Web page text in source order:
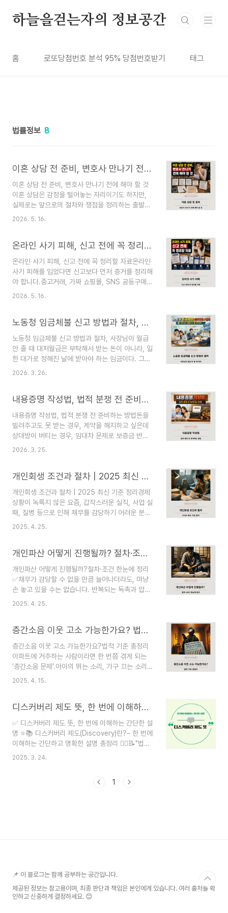
하늘을걷는자의 정보공간
홈 로또당첨번호 분석 95% 당첨번호받기 태그
법률정보 8
이혼 상담 전 준비, 변호사 만나기 전에 해야 할 것
이혼 상담 전 준비, 변호사 만나기 전에 해야 할 것
이혼 상담은 감정을 털어놓는 자리이기도 하지만,
실제로는 앞으로의 절차와 쟁점을 정리하는 출발점
입니다.변호사를 만나기 전 준비가 되어 있으면 상
황, 재산과 채무, 별거 여부, 생활비 부담, 증거자료,
도 자료가 정리되어 있느냐에 따라 상담의 깊이가
달라질 수 있습니다. 특히 이혼은 단순히 혼인관계
를 끝내는 문제가 아닙니다. 재산분할, 위자료, 친권
과 양육권, 양육비, 면접교섭, 주거 문제, 채무 부담,
이혼 상담 전 준비는 “무엇을 말할지”보다 “무엇을
확인..
2026. 5. 16.
온라인 사기 피해, 신고 전에 꼭 정리할 자료
온라인 사기 피해, 신고 전에 꼭 정리할 자료온라인
사기 피해를 입었다면 신고보다 먼저 증거를 정리해
야 합니다.중고거래, 가짜 쇼핑몰, SNS 공동구매,
투자 리딩방, 메신저 사칭, 스미싱, 상품권 거래처럼
다. 피해 직후에는 당황해서 대화방을 나가거나 게
기 쉽지만, 이런 행동은 신고와 피해 입증에 불리할
수 있습니다. 온라인 사기 피해는 시간 순서와 자료
보관이 중요하므로, 신고 전에는 거래 경위와 증거
를 차분히 정리해야 합니다.온라인 사기는 대부분
아이디, 닉네임, 전화번호, 계좌번호, 채팅 기록, 상
품 페이지 같..
2026. 5. 16.
노동청 임금체불 신고 방법과 절차, 사장님이 월급 안 줄 때 대처
노동청 임금체불 신고 방법과 절차, 사장님이 월급
안 줄 때 대처월급은 부탁해서 받는 돈이 아니라, 일
한 대가로 정해진 날에 받아야 하는 임금이다. 그런
데 현실에서는 급여일이 지나도 “조금만 기다려 달
은 근로자가 처음 임금체불을 겪으면 어디에 신고해
야기해야 하는지, 노동청에 바로 가도 되는지 헷갈
린다는 점이다. 문자로만 독촉하다가 시간만 지나
고, 퇴사 후에도 정산을 못 받은 채 방치되는 경우도
적지 않다. 임금체불은 단순한 예의 문제가 아니라
으로만 대응하면 불리해질 수 있고, 반대로 너무 오
래 기다..
2026. 3. 26.
내용증명 작성법, 법적 분쟁 전 준비하는 방법
내용증명 작성법, 법적 분쟁 전 준비하는 방법돈을
빌려주고도 못 받는 경우, 계약을 해지하고 싶은데
상대방이 버티는 경우, 임대차 문제로 보증금 반환
이 지연되는 경우처럼 법적 분쟁은 생각보다 일상에
반복하다가 중요한 시기를 놓친다. 이때 자주 쓰는
기본 수단이 내용증명이다. 내용증명은 상대방에게
내 요구를 공식적으로 알리고, 나중에 “언제 어떤
내용을 보냈는지”를 입증하는 데 도움을 주는 방법
이다. 다만 내용증명을 보냈다고 자동으로 돈을 받
을 수 있는 것은 아니고, 보냈다고 바로 판결과 같은
할을 이해하고 써야 한다. 이 글은 내용증명이 무엇
인지, 언제 쓰..
2026. 3. 25.
개인회생 조건과 절차 | 2025 최신 기준 정리
개인회생 조건과 절차 | 2025 최신 기준 정리경제
상황이 녹록지 않은 요즘, 갑작스러운 실직, 사업 실
패, 질병 등으로 인해 채무를 감당하기 어려운 분들
이 많아졌습니다. 과거에는 이런 상황에서 회생이
국가가 법적으로 제공하는 채무 조정 제도로, 일정
상환하면, 남은 채무를 탕감받을 수 있는 제도입니
다. 👉 개인파산 어떻게 진행될까? 이 글에서는
2025년 기준 최신 개인회생 조건과 절차, 그리고
유의사항까지 꼼꼼하게 정리해드리겠습니다.✅ 개
가 법원의 판단 아래 일부 채무만 상환하고, 나머지
는 최대 ..
2025. 4. 25.
개인파산 어떻게 진행될까? 절차·조건 한눈에 정리
개인파산 어떻게 진행될까?절차·조건 한눈에 정리
✅채무가 감당할 수 없을 만큼 늘어나더라도, 마냥
손 놓고 있을 수는 없습니다. 반복되는 독촉과 압박
속에서 벗어나 재기의 기회를 모색할 수 있는 방법
엇인지, 신청 조건과 절차는 어떻게 되는지, 그리고
나하나 풀어 설명드리겠습니다. 특히, 최근 급증하
고 있는 자영업자 파산 사례나 청년 채무자 문제와
도 연관이 깊은 만큼, 꼭 필요한 내용을 담았습니다.
📌 개인파산이란?개인파산이란 빚을 더 이상 갚을
채무를 면책받고 다시 새 출발을 할 수 있도록 돕는
제도입니다..
2025. 4. 25.
층간소음 이웃 고소 가능한가요? 법적 기준 총정리
층간소음 이웃 고소 가능한가요?법적 기준 총정리
아파트에 거주하는 사람이라면 한 번쯤 겪게 되는
‘층간소음 문제’.아이의 뛰는 소리, 가구 끄는 소리,
늦은 밤 음악소리 등...처음엔 참을 수 있을 것 같다
✅ 디스커버리 제도 뜻 그리고 고소가 가능하다면,
필요한 걸까요?오늘은 2025년 기준, 층간소음에
대해 법적 대응이 가능한 기준과 절차, 주의사항까
지 총정리해 드립니다.✅ 층간소음이란?층간소음은
보통 아래 두 가지로 나뉩니다.공간 단층간 소음: 바
는 소리 등)설비 소음: 배관, 보일러, 화장실 물 ..
2025. 4. 15.
디스커버리 제도 뜻, 한 번에 이해하는 간단한 설명
✅ 디스커버리 제도 뜻, 한 번에 이해하는 간단한 설
명 ⭐️📚 디스커버리 제도(Discovery)란?– 한 번에
이해하는 간단하고 명확한 설명 총정리 🧑‍⚖️📝"법정
드라마에 나오는 디스커버리(discovery) 제도, 도
왜 이 제도가 없을까?"✅ 오늘은 여러분이 헷갈릴
2025. 3. 24.
1
📌 이 블로그는 함께 공부하는 공간입니다.
제공된 정보는 참고용이며, 최종 판단과 책임은 본인에게 있습니다. 여러 출처를 확
인하고 신중하게 결정하세요. 😊